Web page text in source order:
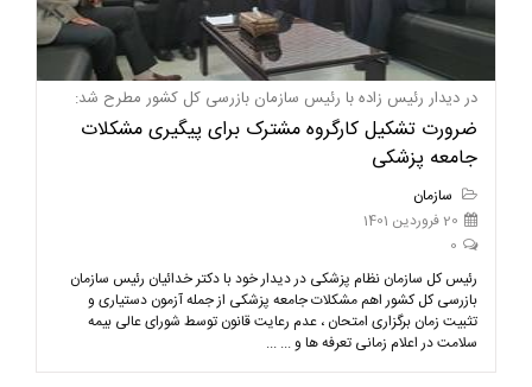
در دیدار رئیس زاده با رئیس سازمان بازرسی کل کشور مطرح شد:
ضرورت تشکیل کارگروه مشترک برای پیگیری مشکلات
جامعه پزشکی
سازمان
20 فروردین 1401
0
رئیس کل سازمان نظام پزشکی در دیدار خود با دکتر خدائیان رئیس سازمان
بازرسی کل کشور اهم مشکلات جامعه پزشکی از جمله آزمون دستیاری و
تثبیت زمان برگزاری امتحان ، عدم رعایت قانون توسط شورای عالی بیمه
سلامت در اعلام زمانی تعرفه ها و ... ...